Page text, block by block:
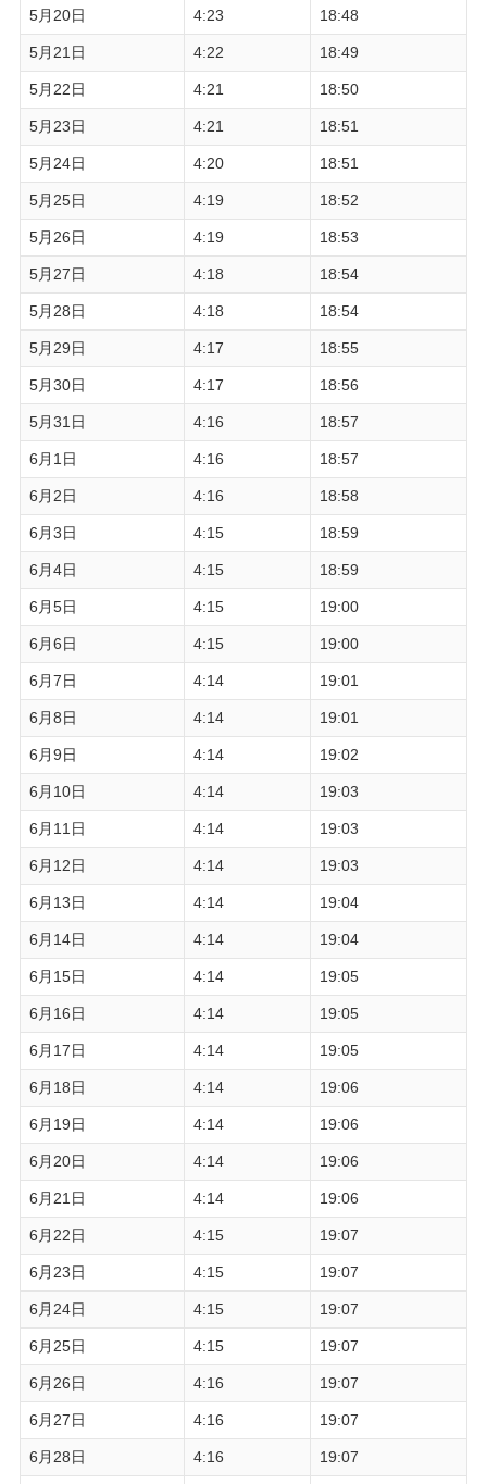
5月20日 4:23 18:48
5月21日 4:22 18:49
5月22日 4:21 18:50
5月23日 4:21 18:51
5月24日 4:20 18:51
5月25日 4:19 18:52
5月26日 4:19 18:53
5月27日 4:18 18:54
5月28日 4:18 18:54
5月29日 4:17 18:55
5月30日 4:17 18:56
5月31日 4:16 18:57
6月1日 4:16 18:57
6月2日 4:16 18:58
6月3日 4:15 18:59
6月4日 4:15 18:59
6月5日 4:15 19:00
6月6日 4:15 19:00
6月7日 4:14 19:01
6月8日 4:14 19:01
6月9日 4:14 19:02
6月10日 4:14 19:03
6月11日 4:14 19:03
6月12日 4:14 19:03
6月13日 4:14 19:04
6月14日 4:14 19:04
6月15日 4:14 19:05
6月16日 4:14 19:05
6月17日 4:14 19:05
6月18日 4:14 19:06
6月19日 4:14 19:06
6月20日 4:14 19:06
6月21日 4:14 19:06
6月22日 4:15 19:07
6月23日 4:15 19:07
6月24日 4:15 19:07
6月25日 4:15 19:07
6月26日 4:16 19:07
6月27日 4:16 19:07
6月28日 4:16 19:07